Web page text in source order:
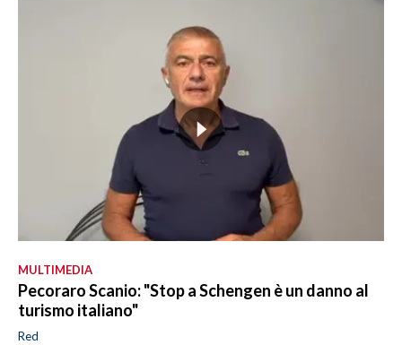
MULTIMEDIA
Pecoraro Scanio: "Stop a Schengen è un danno al
turismo italiano"
Red